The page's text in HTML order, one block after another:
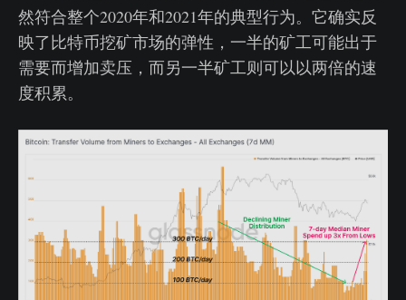
然符合整个2020年和2021年的典型行为。它确实反
映了比特币挖矿市场的弹性，一半的矿工可能出于
需要而增加卖压，而另一半矿工则可以以两倍的速
度积累。